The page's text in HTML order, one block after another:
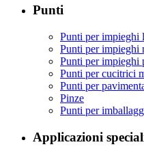
Punti
Punti per impieghi
Punti per impieghi
Punti per impieghi
Punti per cucitrici
Punti per
Pinze
Punti per
Applicazioni